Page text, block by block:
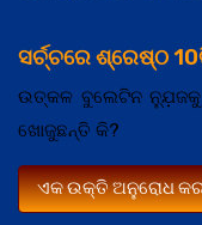
ସର୍ଚ୍ଚରେ ଶ୍ରେଷ୍ଠ
ଉତ୍କଳ ବୁଲେଟିନ ନ୍ଯ଼ୁଜକୁ
ଖୋଜୁଛନ୍ତି କି?
ଏକ ଉକ୍ତି ଅନୁରୋଧ